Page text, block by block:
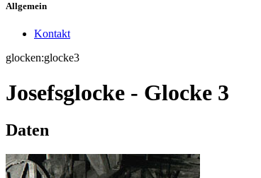
Allgemein
Kontakt
glocken:glocke3
Josefsglocke - Glocke 3
Daten